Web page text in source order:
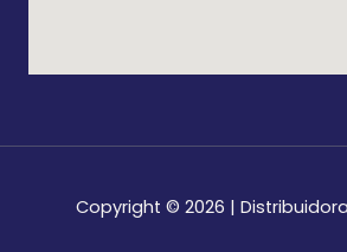
Copyright © 2026 |